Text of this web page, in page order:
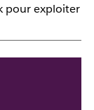
pour exploiter